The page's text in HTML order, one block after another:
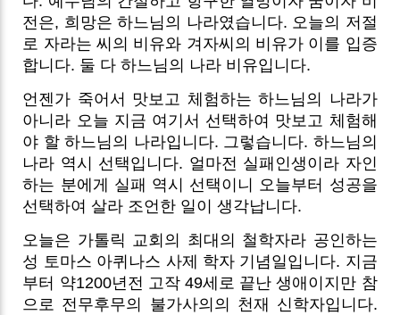
전은, 희망은 하느님의 나라였습니다. 오늘의 저절
로 자라는 씨의 비유와 겨자씨의 비유가 이를 입증
합니다. 둘 다 하느님의 나라 비유입니다.
언젠가 죽어서 맛보고 체험하는 하느님의 나라가
아니라 오늘 지금 여기서 선택하여 맛보고 체험해
야 할 하느님의 나라입니다. 그렇습니다. 하느님의
나라 역시 선택입니다. 얼마전 실패인생이라 자인
하는 분에게 실패 역시 선택이니 오늘부터 성공을
선택하여 살라 조언한 일이 생각납니다.
오늘은 가톨릭 교회의 최대의 철학자라 공인하는
성 토마스 아퀴나스 사제 학자 기념일입니다. 지금
부터 약1200년전 고작 49세로 끝난 생애이지만 참
으로 전무후무의 불가사의의 천재 신학자입니다.